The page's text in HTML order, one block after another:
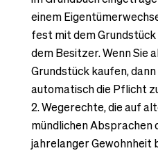
einem
fest mit dem
dem Besitzer. Wenn Sie
Grundstück kaufen,
automatisch die Pflicht
Wegerechte, die auf
mündlichen Absprachen
jahrelanger Gewohnheit